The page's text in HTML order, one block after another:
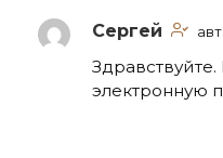
Сергей
электронную